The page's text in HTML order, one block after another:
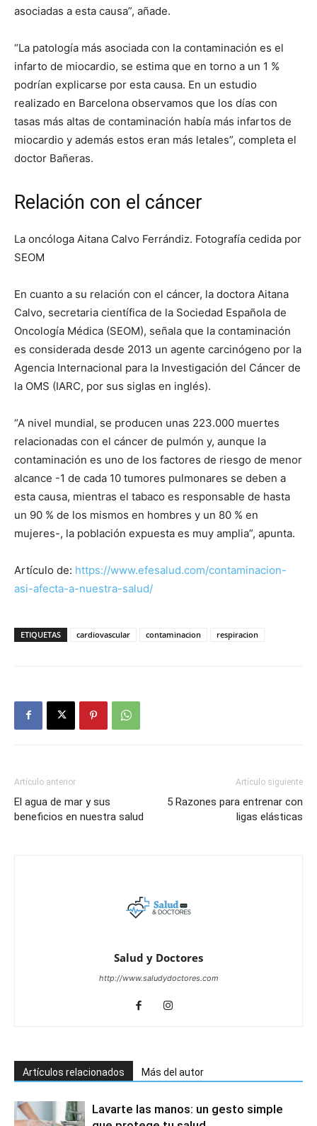
asociadas a esta causa”, añade.
“La patología más asociada con la contaminación es el
infarto de miocardio, se estima que en torno a un 1 %
podrían explicarse por esta causa. En un estudio
realizado en Barcelona observamos que los días con
tasas más altas de contaminación había más infartos de
miocardio y además estos eran más letales”, completa el
doctor Bañeras.
Relación con el cáncer
La oncóloga Aitana Calvo Ferrándiz. Fotografía cedida por
SEOM
En cuanto a su relación con el cáncer, la doctora Aitana
Calvo, secretaria científica de la Sociedad Española de
Oncología Médica (SEOM), señala que la contaminación
es considerada desde 2013 un agente carcinógeno por la
Agencia Internacional para la Investigación del Cáncer de
la OMS (IARC, por sus siglas en inglés).
“A nivel mundial, se producen unas 223.000 muertes
relacionadas con el cáncer de pulmón y, aunque la
contaminación es uno de los factores de riesgo de menor
alcance -1 de cada 10 tumores pulmonares se deben a
esta causa, mientras el tabaco es responsable de hasta
un 90 % de los mismos en hombres y un 80 % en
mujeres-, la población expuesta es muy amplia”, apunta.
Artículo de: https://www.efesalud.com/contaminacion-
asi-afecta-a-nuestra-salud/
ETIQUETAS cardiovascular contaminacion respiracion
Artículo anterior
El agua de mar y sus
beneficios en nuestra salud
Artículo siguiente
5 Razones para entrenar con
ligas elásticas
Salud y Doctores
http://www.saludydoctores.com
Artículos relacionados Más del autor
Lavarte las manos: un gesto simple